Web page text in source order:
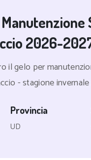
2026-
il gelo per
- stagione
Provincia
UD